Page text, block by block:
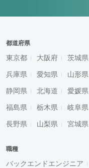
都道府県
東京都 大阪府 茨城県
兵庫県 愛知県 山形県
静岡県 北海道 愛媛県
福島県 栃木県 岐阜県
長野県 山梨県 宮城県
職種
バックエンドエンジニア